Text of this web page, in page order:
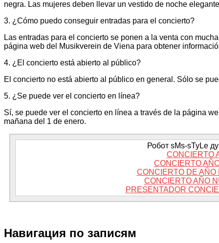
negra. Las mujeres deben llevar un vestido de noche
3. ¿Cómo puedo conseguir entradas para el concierto?
Las entradas para el concierto se ponen a la venta con
página web del Musikverein de Viena para obtener
4. ¿El concierto está abierto al público?
El concierto no está abierto al público en general. Sólo se
5. ¿Se puede ver el concierto en línea?
Sí, se puede ver el concierto en línea a través de la página
mañana del 1 de enero.
Робот sMs-sTyLe
CONCIERTO
CONCIERTO
CONCIERTO DE AÑO
CONCIERTO AÑO
PRESENTADOR
Навигация по записям